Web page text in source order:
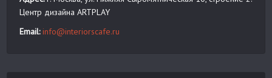
Центр дизайна ARTPLAY
Email: info@interiorscafe.ru